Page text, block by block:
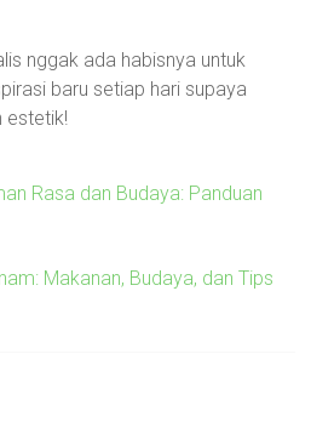
nggak ada habisnya untuk
baru setiap hari supaya
estetik!
Rasa dan Budaya: Panduan
Makanan, Budaya, dan Tips